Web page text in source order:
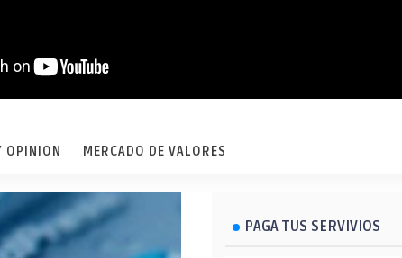
OPINION MERCADO DE VALORES
PAGA TUS SERVIVIOS